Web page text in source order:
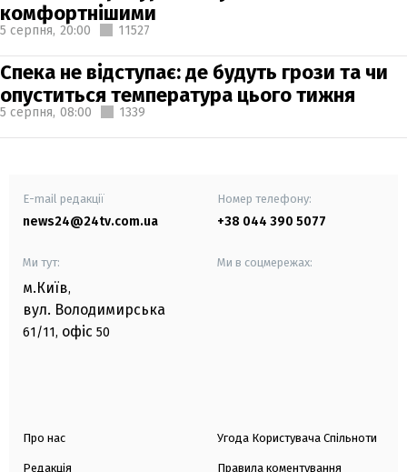
комфортнішими
5 серпня, 20:00 11527
Спека не відступає: де будуть грози та чи
опуститься температура цього тижня
5 серпня, 08:00 1339
E-mail редакції
news24@24tv.com.ua
Номер телефону:
+38 044 390 5077
Ми тут:
м.Київ,
вул. Володимирська
61/11, офіс 50
Ми в соцмережах:
Про нас
Редакція
Угода Користувача Спільноти
Правила коментування